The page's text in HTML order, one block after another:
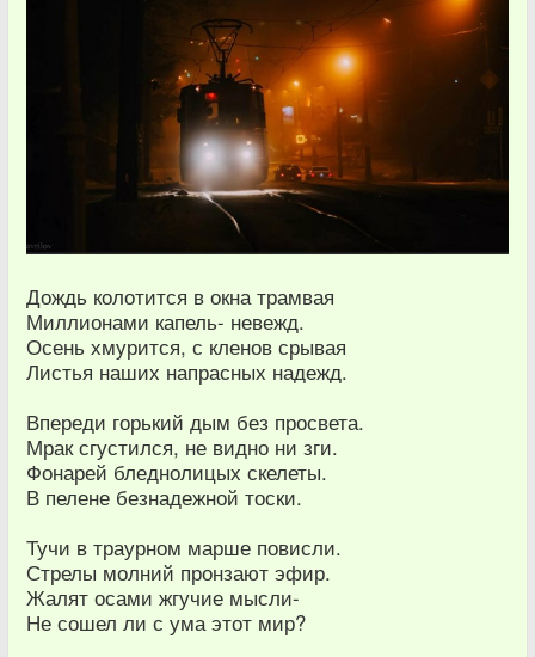
Дождь колотится в окна трамвая
Миллионами капель- невежд.
Осень хмурится, с кленов срывая
Листья наших напрасных надежд.
Впереди горький дым без просвета.
Мрак сгустился, не видно ни зги.
Фонарей бледнолицых скелеты.
В пелене безнадежной тоски.
Тучи в траурном марше повисли.
Стрелы молний пронзают эфир.
Жалят осами жгучие мысли-
Не сошел ли с ума этот мир?